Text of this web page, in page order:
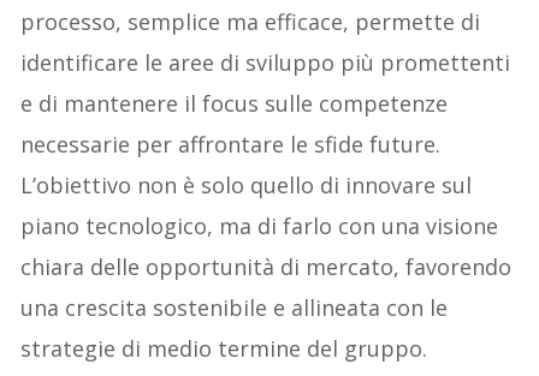
processo, semplice ma efficace, permette di
identificare le aree di sviluppo più promettenti
e di mantenere il focus sulle competenze
necessarie per affrontare le sfide future.
L’obiettivo non è solo quello di innovare sul
piano tecnologico, ma di farlo con una visione
chiara delle opportunità di mercato, favorendo
una crescita sostenibile e allineata con le
strategie di medio termine del gruppo.